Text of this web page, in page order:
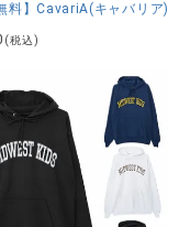
ー長袖ジャケット/全3色
料】CavariA(キャバリア
(税込)